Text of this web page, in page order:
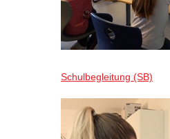
Schulbegleitung (SB)